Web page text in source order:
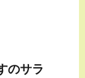
のサラ